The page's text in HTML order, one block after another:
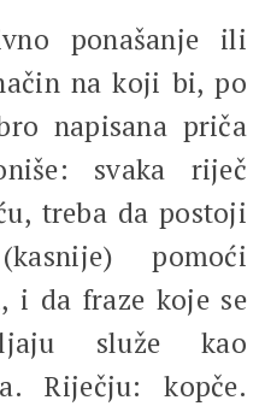
ponašanje ili
na koji bi, po
napisana priča
svaka riječ
treba da postoji
pomoći
i da fraze koje se
služe kao
Riječju: kopče.